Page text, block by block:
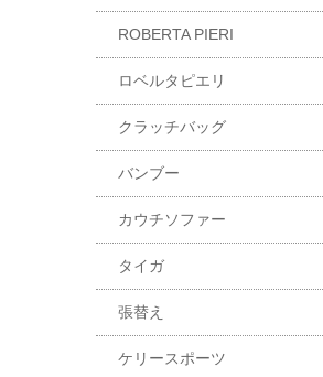
ROBERTA PIERI
ロベルタピエリ
クラッチバッグ
バンブー
カウチソファー
タイガ
張替え
ケリースポーツ